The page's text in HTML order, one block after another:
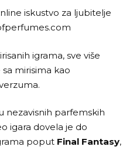
iskustvo za ljubitelje
igrama, sve više
mirisima kao
nezavisnih parfemskih
igara dovela je do
poput Final Fantasy,